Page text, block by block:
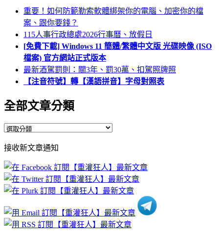
重要！如何防範勒索軟體綁架你的電腦、加密你的檔
案、跟你要錢？
115人事行政總處2026行事曆、放假日
[免費下載] Windows 11 簡體/繁體中文版 光碟映像 (ISO
檔案) 官方網站正式版本
最新酒駕罰則：關3年、罰30萬、扣駕照牌照
【注音符號】轉【漢語拼音】字母對照表
全部文章分類
全
文
章
分
類
接收新文章通知